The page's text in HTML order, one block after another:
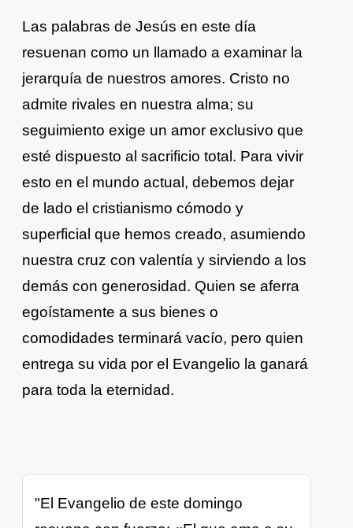
Las palabras de Jesús en este día
resuenan como un llamado a examinar la
jerarquía de nuestros amores. Cristo no
admite rivales en nuestra alma; su
seguimiento exige un amor exclusivo que
esté dispuesto al sacrificio total. Para vivir
esto en el mundo actual, debemos dejar
de lado el cristianismo cómodo y
superficial que hemos creado, asumiendo
nuestra cruz con valentía y sirviendo a los
demás con generosidad. Quien se aferra
egoístamente a sus bienes o
comodidades terminará vacío, pero quien
entrega su vida por el Evangelio la ganará
para toda la eternidad.
"El Evangelio de este domingo